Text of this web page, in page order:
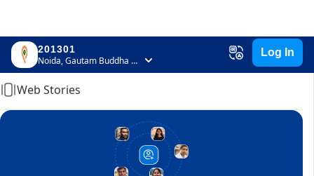
201301
Noida, Gautam Buddha Nagar, Uttar Pradesh
Log In
Home
Web Stories